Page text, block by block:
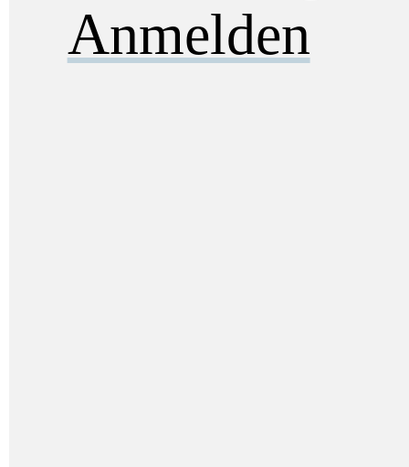
Anmelden